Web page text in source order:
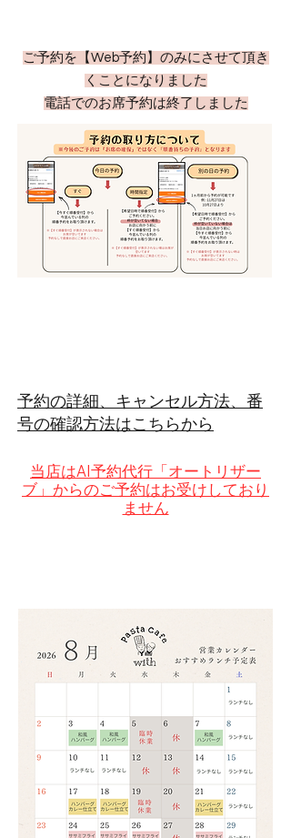
ご予約を 【Web予約】のみにさせて頂き
くことになりました
電話でのお席予約は終了しました
予約の詳細、キャンセル方法、番
号の確認方法はこちらから
当店はAI予約代行「オートリザー
ブ」からのご予約はお受けしており
ません